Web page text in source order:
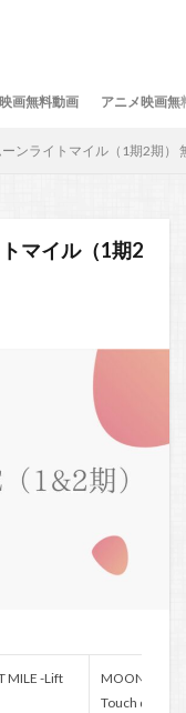
映画無料動画 アニメ映画無
ンライトマイル（1期2期）
マイル（1期2
MILE -Lift
MOONLIGHT
Touch down-